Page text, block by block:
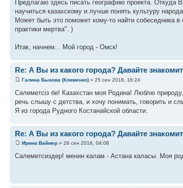
Предлагаю здесь писать географию проекта. Откуда
научиться казахскому и лучше понять культуру
Может быть это поможет кому-то найти собеседника
практики мертва". )
Итак, начнем... Мой город - Омск!
Re: А Вы из какого города? Давайте
Галина Быкова (Клименко) » 25 сен 2016, 16:24
Сәлеметсіз бе! Казахстан моя Родина! Люблю
речь слышу с детства, и хочу понимать, говорить и
Я из города Рудного Костанайской области.
Re: А Вы из какого города? Давайте
Ирина Ваймер » 26 сен 2016, 04:08
Салеметсиздер! менин калам - Астана каласы. Моя